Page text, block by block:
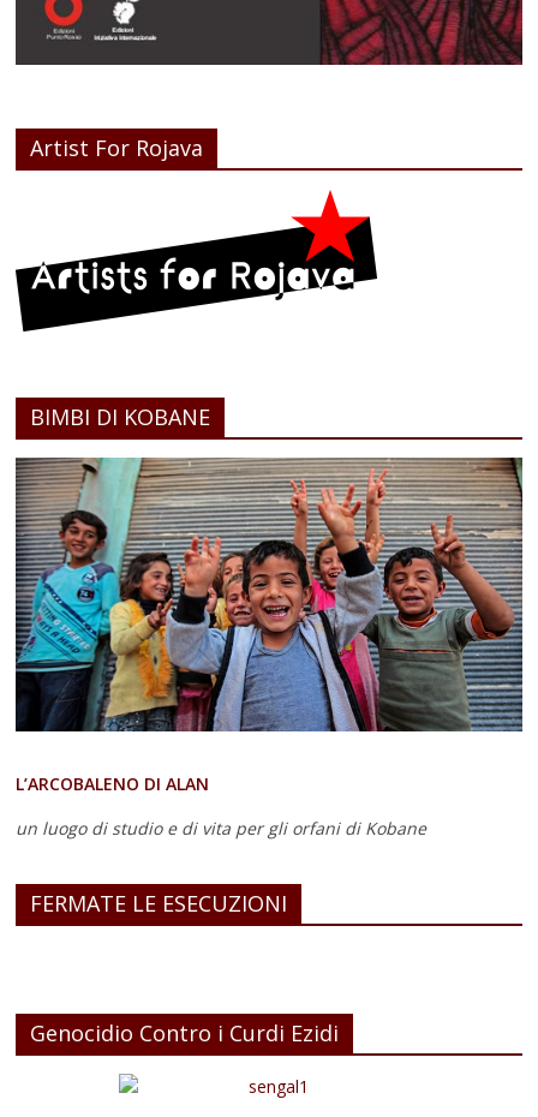
Artist For Rojava
BIMBI DI KOBANE
L’ARCOBALENO DI ALAN
un luogo di studio e di vita per gli orfani di Kobane
FERMATE LE ESECUZIONI
Genocidio Contro i Curdi Ezidi